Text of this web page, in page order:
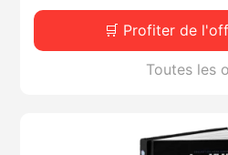
🛒 Profiter de
Toutes les